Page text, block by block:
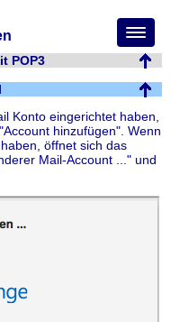
POP3
Konto eingerichtet haben,
hinzufügen". Wenn
öffnet sich das
Mail-Account ..." und